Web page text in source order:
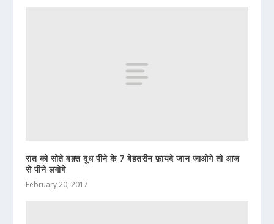
रात को सोते वक़्त दूध पीने के 7 बेहतरीन फ़ायदे जान जाओगे तो आज
से पीने लगोगे
February 20, 2017